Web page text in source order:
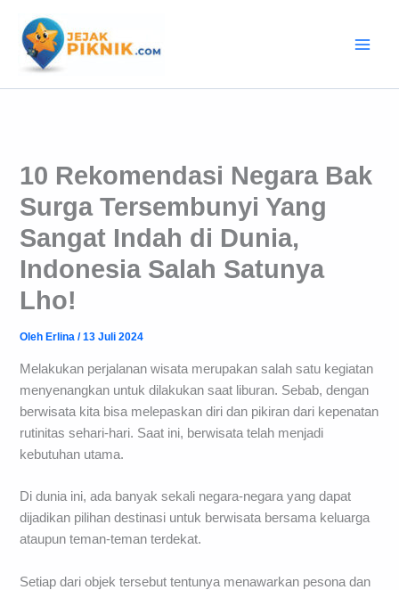
konten
10 Rekomendasi Negara Bak
Surga Tersembunyi Yang
Sangat Indah di Dunia,
Indonesia Salah Satunya
Lho!
Oleh Erlina/13 Juli 2024
Melakukan perjalanan wisata merupakan salah satu kegiatan
menyenangkan untuk dilakukan saat liburan. Sebab, dengan
berwisata kita bisa melepaskan diri dan pikiran dari kepenatan
rutinitas sehari-hari. Saat ini, berwisata telah menjadi
kebutuhan utama.
Di dunia ini, ada banyak sekali negara-negara yang dapat
dijadikan pilihan destinasi untuk berwisata bersama keluarga
ataupun teman-teman terdekat.
Setiap dari objek tersebut tentunya menawarkan pesona dan